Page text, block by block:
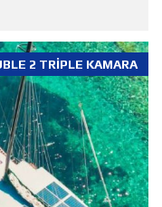
2 TRIPLE KAMARA